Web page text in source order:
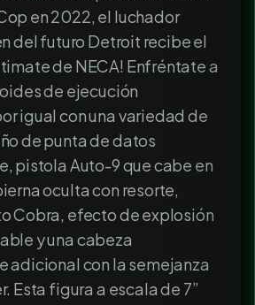
en 2022, el luchador
del futuro Detroit recibe el
de NECA! Enfréntate a
de ejecución
igual con una variedad de
de punta de datos
pistola Auto-9 que cabe en
oculta con resorte,
Cobra, efecto de explosión
y una cabeza
adicional con la semejanza
Esta figura a escala de 7”